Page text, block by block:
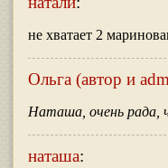
не хватает 2
Ольга (автор и
Наташа, очень рада,
наташа: